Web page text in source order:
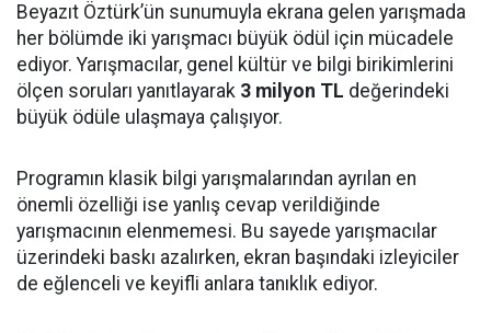
Beyazıt Öztürk’ün sunumuyla ekrana gelen yarışmada
her bölümde iki yarışmacı büyük ödül için mücadele
ediyor. Yarışmacılar, genel kültür ve bilgi birikimlerini
ölçen soruları yanıtlayarak 3 milyon TL değerindeki
büyük ödüle ulaşmaya çalışıyor.
Programın klasik bilgi yarışmalarından ayrılan en
önemli özelliği ise yanlış cevap verildiğinde
yarışmacının elenmemesi. Bu sayede yarışmacılar
üzerindeki baskı azalırken, ekran başındaki izleyiciler
de eğlenceli ve keyifli anlara tanıklık ediyor.